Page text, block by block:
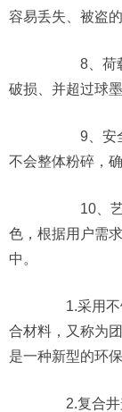
容易丢失、被盗
8、荷载能
破损、并超过球
9、安全韧
不会整体粉碎，
10、艺术
色，根据用户需
中。
1.采用不饱
合材料，又称为
是一种新型的环
2.复合井